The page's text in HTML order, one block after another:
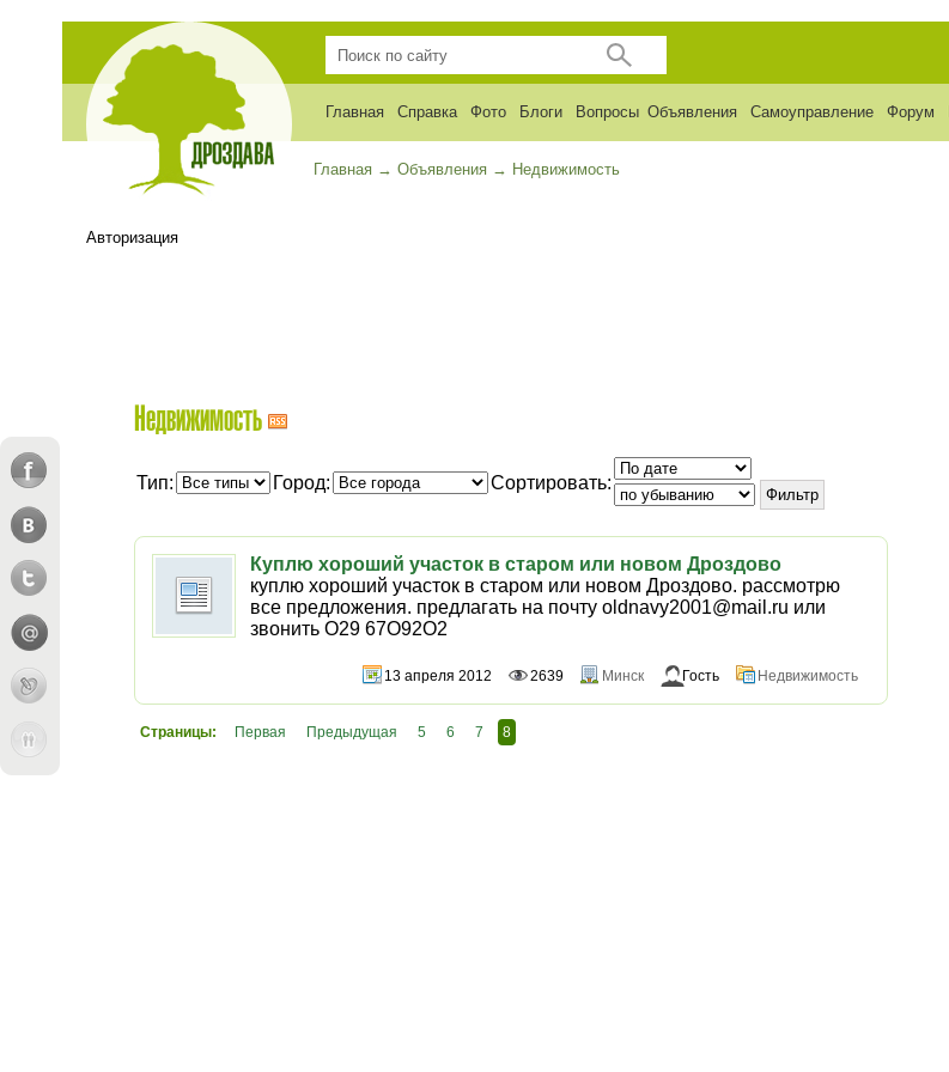
Главная Справка Фото Блоги Вопросы Объявления Самоуправление Форум
Авторизация
Главная → Объявления → Недвижимость
Недвижимость
Тип: Город: Сортировать:
Куплю хороший участок в старом или новом Дроздово
куплю хороший участок в старом или новом Дроздово. рассмотрю
все предложения. предлагать на почту oldnavy2001@mail.ru или
звонить О29 67О92O2
13 апреля 2012 2639 Минск Гость Недвижимость
Страницы: Первая Предыдущая 5 6 7 8